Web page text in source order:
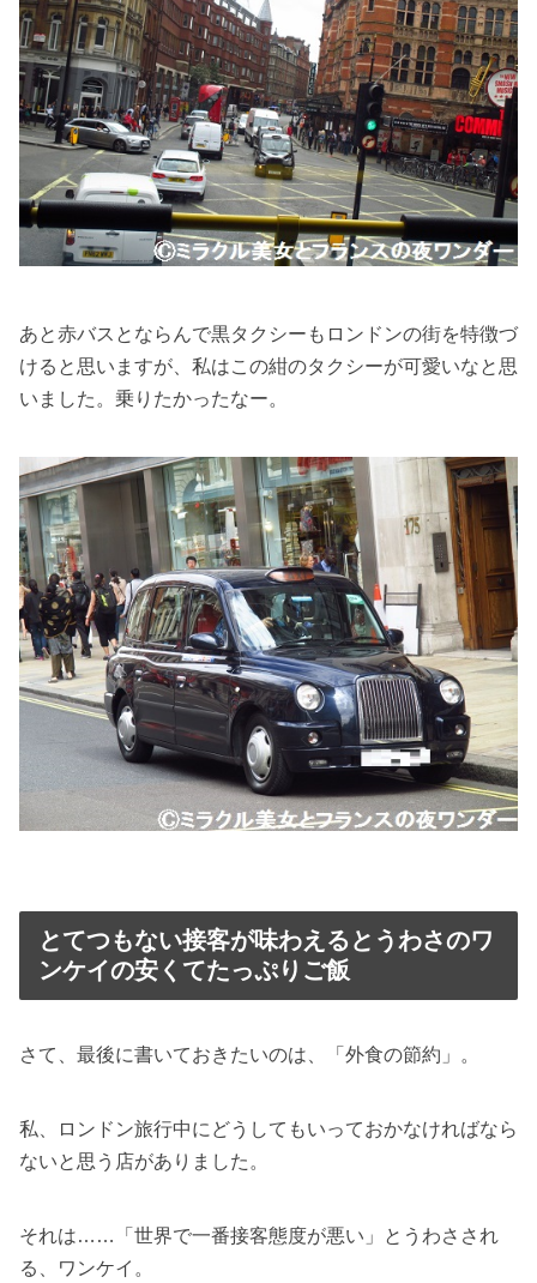
あと赤バスとならんで黒タクシーもロンドンの街を特徴づ
けると思いますが、私はこの紺のタクシーが可愛いなと思
いました。乗りたかったなー。
とてつもない接客が味わえるとうわさのワ
ンケイの安くてたっぷりご飯
さて、最後に書いておきたいのは、「外食の節約」。
私、ロンドン旅行中にどうしてもいっておかなければなら
ないと思う店がありました。
それは……「世界で一番接客態度が悪い」とうわさされ
る、ワンケイ。